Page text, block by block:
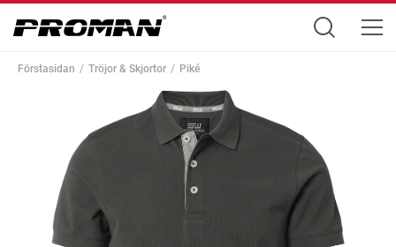
Förstasidan Tröjor & Skjortor Piké